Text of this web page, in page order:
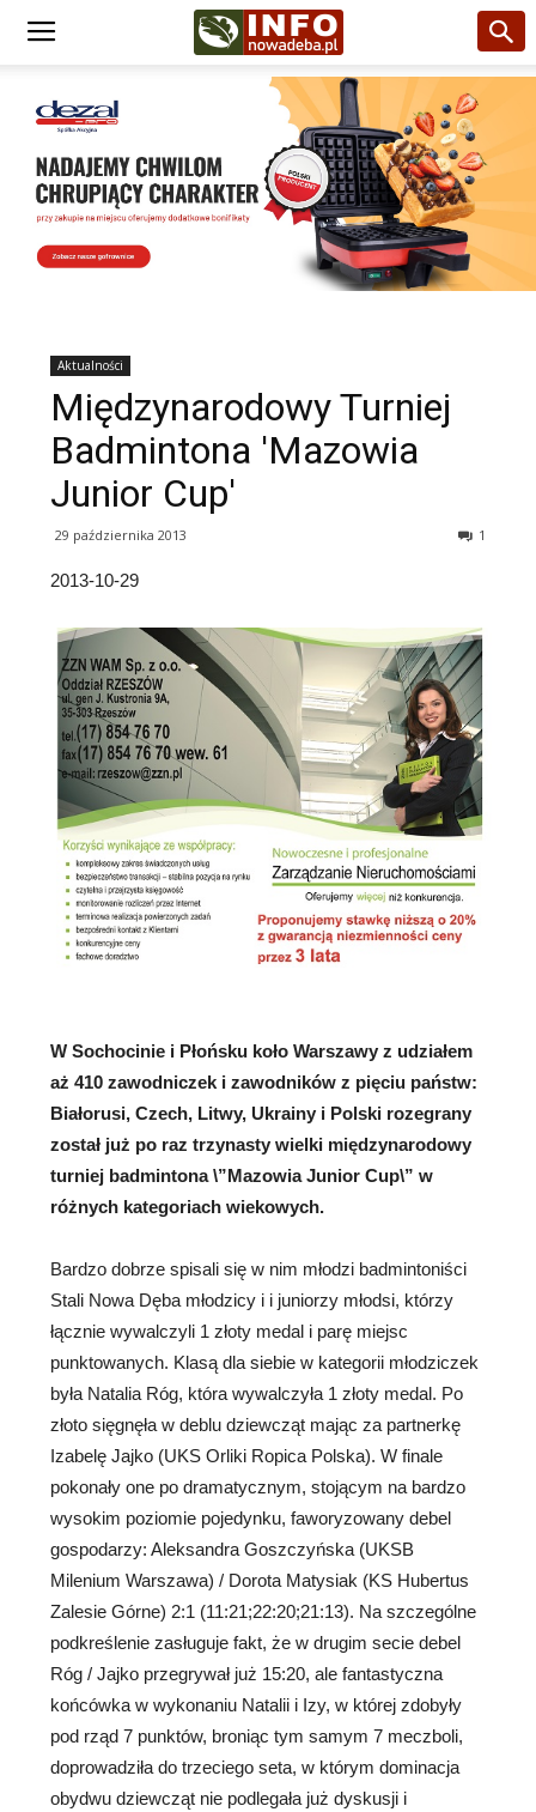
Aktualności
Międzynarodowy Turniej
Badmintona 'Mazowia
Junior Cup'
29 października 2013 1
2013-10-29
W Sochocinie i Płońsku koło Warszawy z udziałem
aż 410 zawodniczek i zawodników z pięciu państw:
Białorusi, Czech, Litwy, Ukrainy i Polski rozegrany
został już po raz trzynasty wielki międzynarodowy
turniej badmintona \”Mazowia Junior Cup\” w
różnych kategoriach wiekowych.
Bardzo dobrze spisali się w nim młodzi badmintoniści
Stali Nowa Dęba młodzicy i i juniorzy młodsi, którzy
łącznie wywalczyli 1 złoty medal i parę miejsc
punktowanych. Klasą dla siebie w kategorii młodziczek
była Natalia Róg, która wywalczyła 1 złoty medal. Po
złoto sięgnęła w deblu dziewcząt mając za partnerkę
Izabelę Jajko (UKS Orliki Ropica Polska). W finale
pokonały one po dramatycznym, stojącym na bardzo
wysokim poziomie pojedynku, faworyzowany debel
gospodarzy: Aleksandra Goszczyńska (UKSB
Milenium Warszawa) / Dorota Matysiak (KS Hubertus
Zalesie Górne) 2:1 (11:21;22:20;21:13). Na szczególne
podkreślenie zasługuje fakt, że w drugim secie debel
Róg / Jajko przegrywał już 15:20, ale fantastyczna
końcówka w wykonaniu Natalii i Izy, w której zdobyły
pod rząd 7 punktów, broniąc tym samym 7 meczboli,
doprowadziła do trzeciego seta, w którym dominacja
obydwu dziewcząt nie podlegała już dyskusji i